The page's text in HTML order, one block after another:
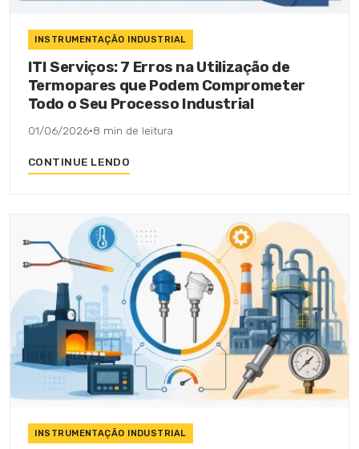
INSTRUMENTAÇÃO INDUSTRIAL
ITI Serviços: 7 Erros na Utilização de
Termopares que Podem Comprometer
Todo o Seu Processo Industrial
01/06/2026·8 min de leitura
CONTINUE LENDO
INSTRUMENTAÇÃO INDUSTRIAL